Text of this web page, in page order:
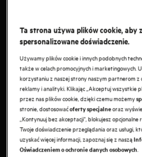
Ta strona używa plików cookie, aby
spersonalizowane doświadczenie.
Używamy plików cookie i innych podobnych
także w celach promocyjnych i marketingowych.
korzystaniu z naszej strony naszym partnerom z
reklamy i analityki. Klikając „Akceptuj wszystkie
przez nas plików cookie, dzięki czemu możemy
stronie, dostosowaćoferty specjalneoraz
„Kontynuuj bez akceptacji", blokujesz opcjonalne
Twoje doświadczenie przeglądania oraz usługi,
uzyskać więcej informacji, zapoznaj się z naszą
Oświadczeniem o ochronie danych osobowych.